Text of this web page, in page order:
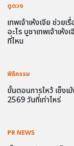
ดูดวง
เทพเจ้าเห้งเจีย ช่วยเ
อะไร บูชาเทพเจ้าเห้งเ
ที่ไหน
พิธีกรรม
ขั้นตอนการไหว้ เช็งเ
2569 วันที่เท่าไหร่
PR NEWS